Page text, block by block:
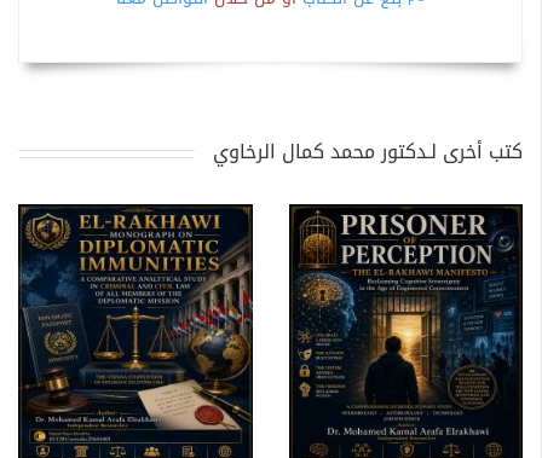
كتب أخرى لـدكتور محمد كمال الرخاوي